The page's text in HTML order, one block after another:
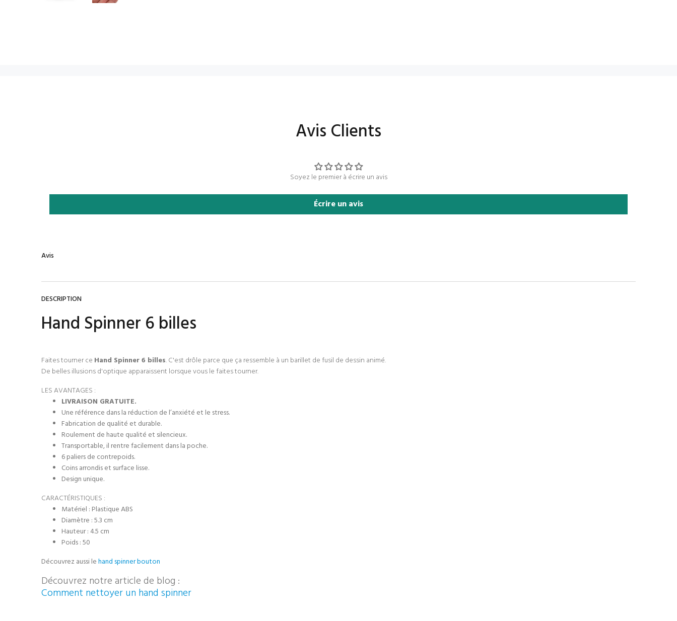
Avis Clients
Soyez le premier à écrire un avis
Écrire un avis
Avis
DESCRIPTION
Hand Spinner 6 billes
Faites tourner ce Hand Spinner 6 billes. C'est drôle parce que ça ressemble à un barillet de fusil de dessin animé.
De belles illusions d'optique apparaissent lorsque vous le faites tourner.
LES AVANTAGES :
LIVRAISON GRATUITE.
Une référence dans la réduction de l’anxiété et le stress.
Fabrication de qualité et durable.
Roulement de haute qualité et silencieux.
Transportable, il rentre facilement dans la poche.
6 paliers de contrepoids.
Coins arrondis et surface lisse.
Design unique.
CARACTÉRISTIQUES :
Matériel : Plastique ABS
Diamètre : 5.3 cm
Hauteur : 4.5 cm
Poids :50
Découvrez aussi lehand spinner bouton
Découvrez notre article de blog :
Comment nettoyer un hand spinner